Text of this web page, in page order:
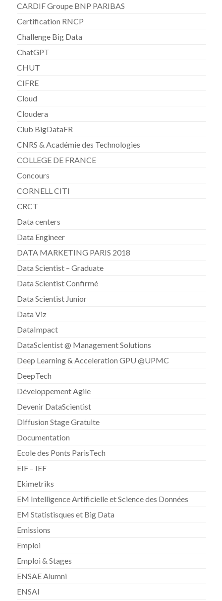
CARDIF Groupe BNP PARIBAS
Certification RNCP
Challenge Big Data
ChatGPT
CHUT
CIFRE
Cloud
Cloudera
Club BigDataFR
CNRS & Académie des Technologies
COLLEGE DE FRANCE
Concours
CORNELL CITI
CRCT
Data centers
Data Engineer
DATA MARKETING PARIS 2018
Data Scientist – Graduate
Data Scientist Confirmé
Data Scientist Junior
Data Viz
DataImpact
DataScientist @ Management Solutions
Deep Learning & Acceleration GPU @UPMC
DeepTech
Développement Agile
Devenir DataScientist
Diffusion Stage Gratuite
Documentation
Ecole des Ponts ParisTech
EIF – IEF
Ekimetriks
EM Intelligence Artificielle et Science des Données
EM Statistisques et Big Data
Emissions
Emploi
Emploi & Stages
ENSAE Alumni
ENSAI